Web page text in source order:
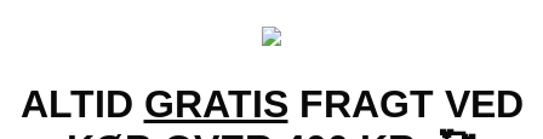
ALTID GRATIS FRAGT VED